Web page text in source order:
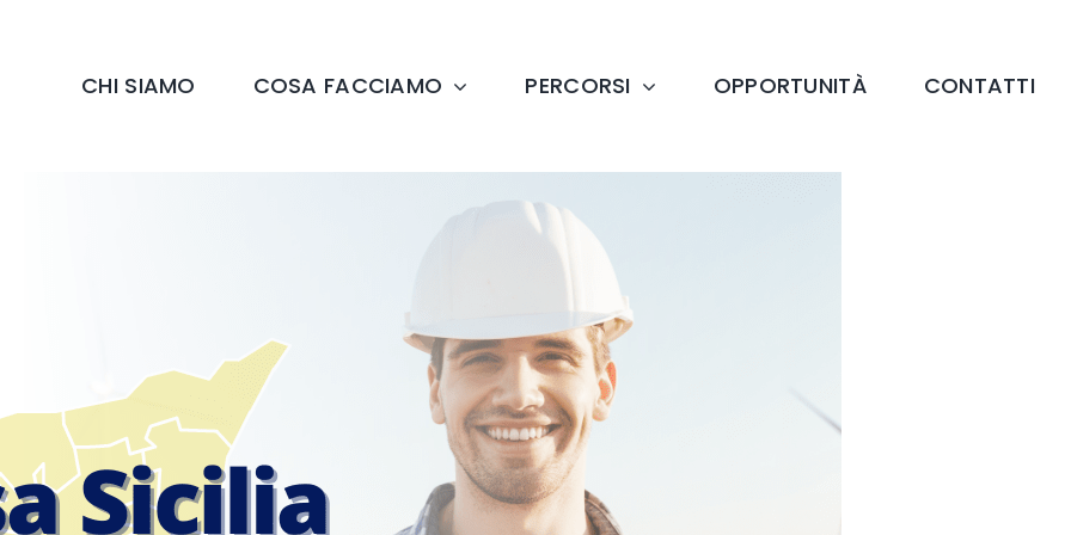
CHI SIAMO COSA FACCIAMO PERCORSI OPPORTUNITÀ CONTATTI